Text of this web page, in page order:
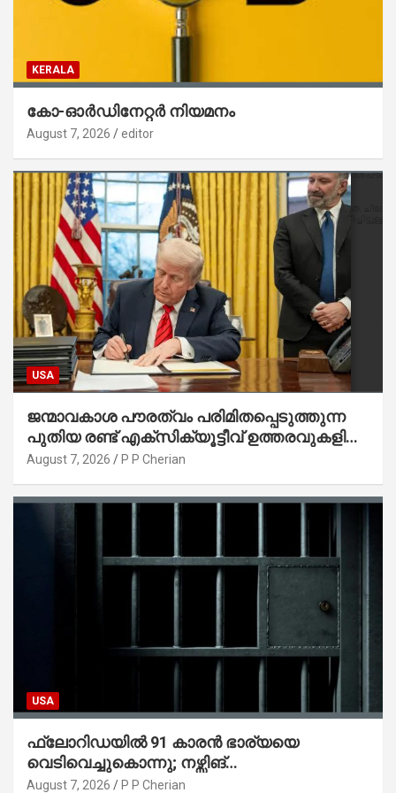
KERALA
കോ-ഓർഡിനേറ്റർ നിയമനം
August 7, 2026 editor
USA
ജന്മാവകാശ പൗരത്വം പരിമിതപ്പെടുത്തുന്ന
പുതിയ രണ്ട് എക്സിക്യൂട്ടീവ് ഉത്തരവുകളിൽ
ട്രംപ് ഒപ്പുവെച്ചു
August 7, 2026 P P Cherian
USA
ഫ്ലോറിഡയിൽ 91 കാരൻ ഭാര്യയെ
വെടിവെച്ചുകൊന്നു; നഴ്സിങ്
ഹോമിലാക്കില്ലെന്ന് നൽകിയ വാഗ്ദാനം
August 7, 2026 P P Cherian